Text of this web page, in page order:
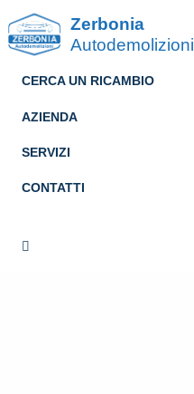
Zerbonia
Autodemolizioni
CERCA UN RICAMBIO
AZIENDA
SERVIZI
CONTATTI